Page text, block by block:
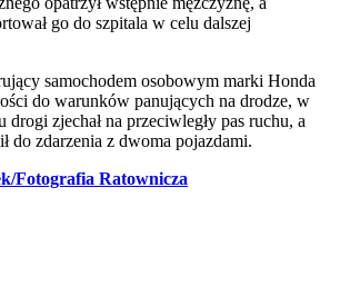
go do szpitala w celu dalszej
samochodem osobowym marki Honda
do warunków panujących na drodze, w
drogi zjechał na przeciwległy pas ruchu, a
do zdarzenia z dwoma pojazdami.
Fotografia Ratownicza